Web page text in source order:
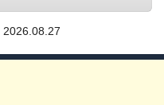
2026.08.27